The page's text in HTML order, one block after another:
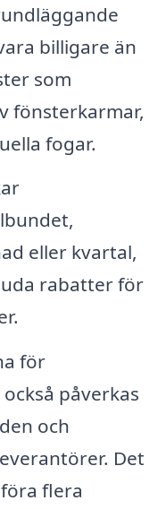
billigare än
som
fönsterkarmar,
fogar.
eller kvartal,
rabatter för
för
påverkas
och
Det
flera